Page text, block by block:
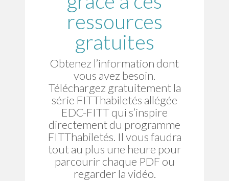
ressources
gratuites
Obtenez l’information dont
vous avez besoin.
Téléchargez gratuitement la
série FITThabiletés allégée
EDC-FITT qui s’inspire
directement du programme
FITThabiletés. Il vous faudra
tout au plus une heure pour
parcourir chaque PDF ou
regarder la vidéo.